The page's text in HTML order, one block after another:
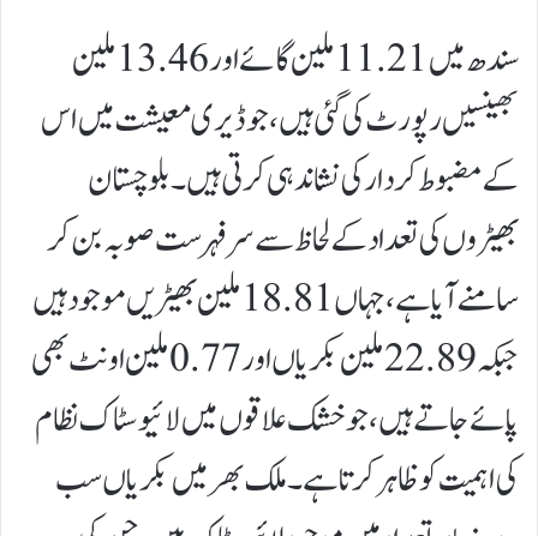
سندھ میں 11.21 ملین گائے اور 13.46 ملین
بھینسیں رپورٹ کی گئی ہیں، جو ڈیری معیشت میں اس
کے مضبوط کردار کی نشاندہی کرتی ہیں۔بلوچستان
بھیڑوں کی تعداد کے لحاظ سے سرفہرست صوبہ بن کر
سامنے آیا ہے، جہاں 18.81 ملین بھیڑیں موجود ہیں
جبکہ 22.89 ملین بکریاں اور 0.77 ملین اونٹ بھی
پائے جاتے ہیں، جو خشک علاقوں میں لائیوسٹاک نظام
کی اہمیت کو ظاہر کرتا ہے۔ملک بھر میں بکریاں سب